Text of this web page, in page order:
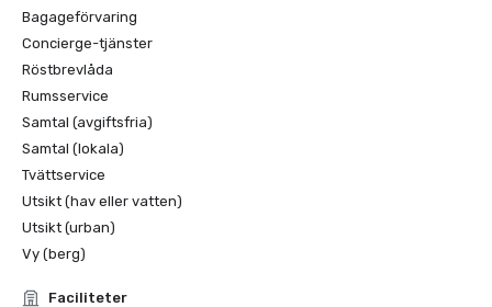
Bagageförvaring
Concierge-tjänster
Röstbrevlåda
Rumsservice
Samtal (avgiftsfria)
Samtal (lokala)
Tvättservice
Utsikt (hav eller vatten)
Utsikt (urban)
Vy (berg)
Faciliteter